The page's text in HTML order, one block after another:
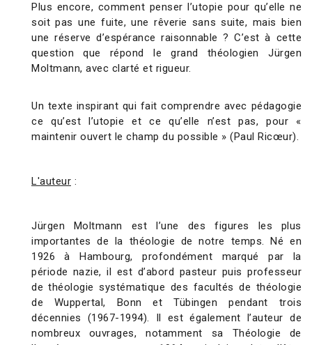
Plus encore, comment penser l’utopie pour qu’elle ne
soit pas une fuite, une rêverie sans suite, mais bien
une réserve d’espérance raisonnable ? C’est à cette
question que répond le grand théologien Jürgen
Moltmann, avec clarté et rigueur.
Un texte inspirant qui fait comprendre avec pédagogie
ce qu’est l’utopie et ce qu’elle n’est pas, pour «
maintenir ouvert le champ du possible » (Paul Ricœur).
L'auteur :
Jürgen Moltmann est l’une des figures les plus
importantes de la théologie de notre temps. Né en
1926 à Hambourg, profondément marqué par la
période nazie, il est d’abord pasteur puis professeur
de théologie systématique des facultés de théologie
de Wuppertal, Bonn et Tübingen pendant trois
décennies (1967-1994). Il est également l’auteur de
nombreux ouvrages, notamment sa Théologie de